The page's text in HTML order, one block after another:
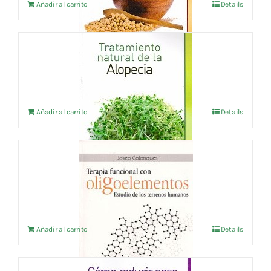
Añadir al carrito Details
TRATAMIENTO NATURAL DE LA ALOPECIA
Añadir al carrito Details
TERAPIA FUNCIONAL CON
OLIGOELEMENTOS
IVA no incluído
Añadir al carrito Details